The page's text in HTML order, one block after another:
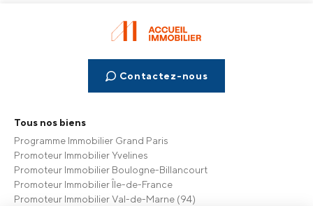
Tous nos biens
Programme Immobilier Grand Paris
Promoteur Immobilier Yvelines
Promoteur Immobilier Boulogne-Billancourt
Promoteur Immobilier Île-de-France
Promoteur Immobilier Val-de-Marne (94)
Contactez-nous